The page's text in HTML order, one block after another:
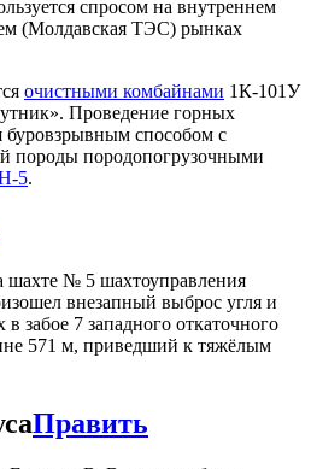
спросом на внутреннем
(Молдавская ТЭС) рынках
очистными комбайнами 1К-101У
Проведение горных
буровзрывным способом с
породы породопогрузочными
5.
№ 5 шахтоуправления
внезапный выброс угля и
забое 7 западного откаточного
571 м, приведший к тяжёлым
Править